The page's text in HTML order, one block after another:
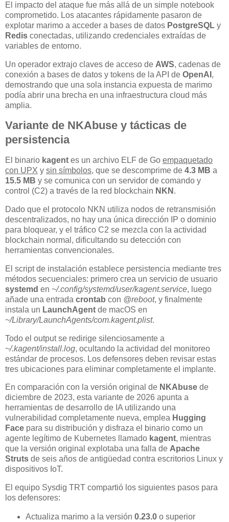
El impacto del ataque fue más allá de un simple notebook
comprometido. Los atacantes rápidamente pasaron de
explotar marimo a acceder a bases de datos PostgreSQL y
Redis conectadas, utilizando credenciales extraídas de
variables de entorno.
Un operador extrajo claves de acceso de AWS, cadenas de
conexión a bases de datos y tokens de la API de OpenAI ,
demostrando que una sola instancia expuesta de marimo
podía abrir una brecha en una infraestructura cloud más
amplia.
Variante de NKAbuse y tácticas de
persistencia
El binario kagent es un archivo ELF de Go empaquetado
con UPX y sin símbolos, que se descomprime de 4.3 MB a
15.5 MB y se comunica con un servidor de comando y
control (C2) a través de la red blockchain NKN .
Dado que el protocolo NKN utiliza nodos de retransmisión
descentralizados, no hay una única dirección IP o dominio
para bloquear, y el tráfico C2 se mezcla con la actividad
blockchain normal, dificultando su detección con
herramientas convencionales.
El script de instalación establece persistencia mediante tres
métodos secuenciales: primero crea un servicio de usuario
systemd en ~/.config/systemd/user/kagent.service, luego
añade una entrada crontab con @reboot, y finalmente
instala un LaunchAgent de macOS en
~/Library/LaunchAgents/com.kagent.plist.
Todo el output se redirige silenciosamente a
~/.kagent/install.log, ocultando la actividad del monitoreo
estándar de procesos. Los defensores deben revisar estas
tres ubicaciones para eliminar completamente el implante.
En comparación con la versión original de NKAbuse de
diciembre de 2023, esta variante de 2026 apunta a
herramientas de desarrollo de IA utilizando una
vulnerabilidad completamente nueva, emplea Hugging
Face para su distribución y disfraza el binario como un
agente legítimo de Kubernetes llamado kagent, mientras
que la versión original explotaba una falla de Apache
Struts de seis años de antigüedad contra escritorios Linux y
dispositivos IoT.
El equipo Sysdig TRT compartió los siguientes pasos para
los defensores:
Actualiza marimo a la versión 0.23.0o superior